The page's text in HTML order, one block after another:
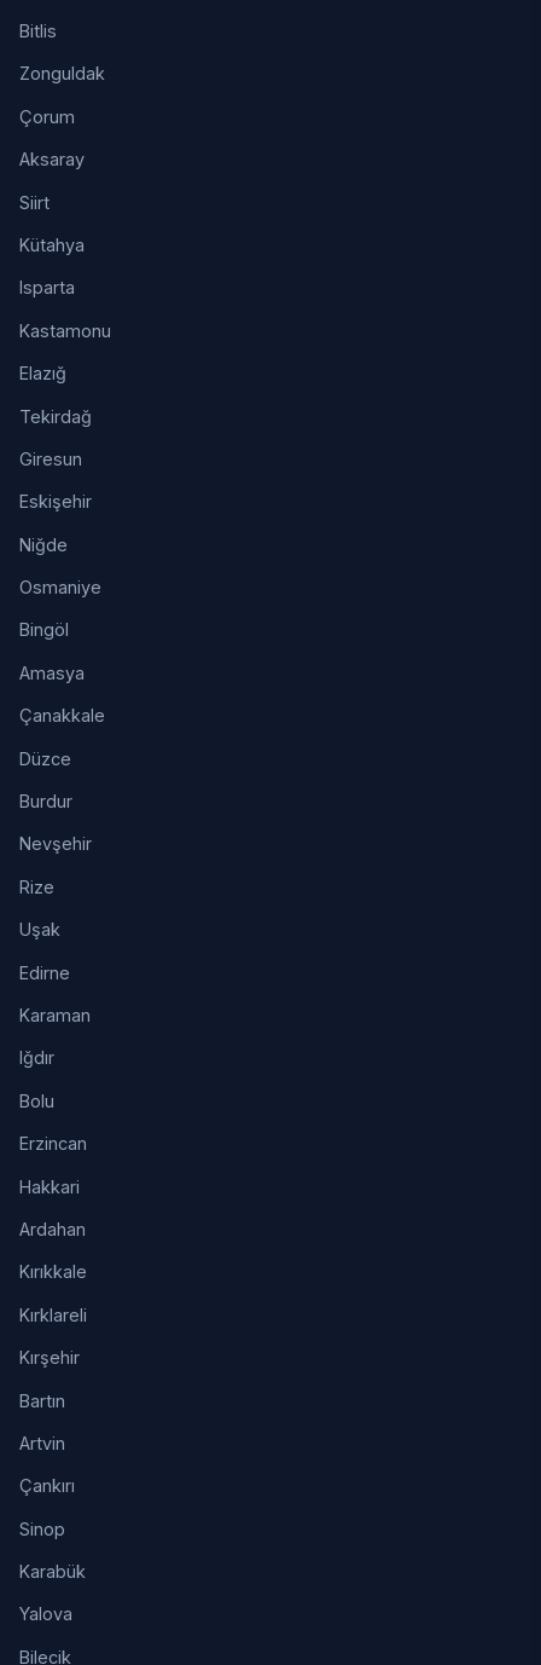
Bitlis
Zonguldak
Çorum
Aksaray
Siirt
Kütahya
Isparta
Kastamonu
Elazığ
Tekirdağ
Giresun
Eskişehir
Niğde
Osmaniye
Bingöl
Amasya
Çanakkale
Düzce
Burdur
Nevşehir
Rize
Uşak
Edirne
Karaman
Iğdır
Bolu
Erzincan
Hakkari
Ardahan
Kırıkkale
Kırklareli
Kırşehir
Bartın
Artvin
Çankırı
Sinop
Karabük
Yalova
Bilecik